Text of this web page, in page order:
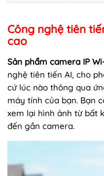
Công nghệ tiên
cao
Sản phẩm camera IP
nghệ tiên tiến AI, cho
cứ lúc nào thông qua
máy tính của bạn. Bạn
xem lại hình ảnh từ bất
đến gần camera.